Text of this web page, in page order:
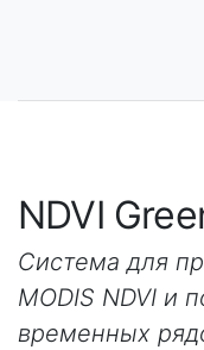
NDVI
Система для
MODIS NDVI и
временных